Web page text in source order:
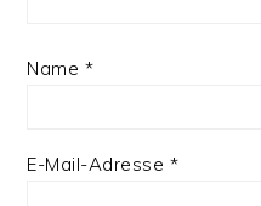
Name *
E-Mail-Adresse *